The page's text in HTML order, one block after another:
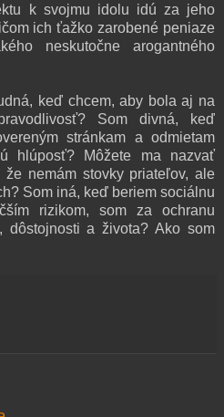
k svojmu idolu idú za jeho
ich ťažko zarobené peniaze
neskutočne arogantného
keď chcem, aby bola aj na
Som divná, keď
stránkam a odmietam
hlúposť? Môžete ma nazvať
že nemám stovky priateľov, ale
Som iná, keď beriem sociálnu
rizikom, som za ochranu
dôstojnosti a života? Ako som